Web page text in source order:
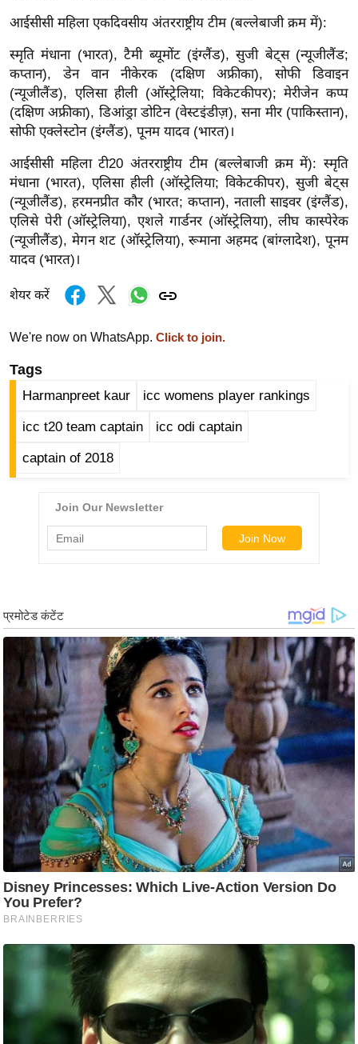
ज
ब्री
फ
म
नो
रं
ज
न
ज
ग
त
बॉ
ली
वु
ल्म
a
k
i
g
N
e
s
ला
फ
स्टा
इ
ल
क्नॉ
लॉ
ब्यू
आईसीसी महिला एकदिवसीय अंतरराष्ट्रीय टीम (बल्लेबाजी क्रम में):
स्मृति मंधाना (भारत), टैमी ब्यूमोंट (इंग्लैंड), सुजी बेट्स (न्यूजीलैंड;
कप्तान), डेन वान नीकेरक (दक्षिण अफ्रीका), सोफी डिवाइन
(न्यूजीलैंड), एलिसा हीली (ऑस्ट्रेलिया; विकेटकीपर); मेरीजेन कप्प
(दक्षिण अफ्रीका), डिआंड्रा डोटिन (वेस्टइंडीज़), सना मीर (पाकिस्तान),
सोफी एक्लेस्टोन (इंग्लैंड), पूनम यादव (भारत)।
आईसीसी महिला टी20 अंतरराष्ट्रीय टीम (बल्लेबाजी क्रम में): स्मृति
मंधाना (भारत), एलिसा हीली (ऑस्ट्रेलिया; विकेटकीपर), सुजी बेट्स
(न्यूजीलैंड), हरमनप्रीत कौर (भारत; कप्तान), नताली साइवर (इंग्लैंड),
एलिसे पेरी (ऑस्ट्रेलिया), एशले गार्डनर (ऑस्ट्रेलिया), लीघ कास्पेरेक
(न्यूजीलैंड), मेगन शट (ऑस्ट्रेलिया), रूमाना अहमद (बांग्लादेश), पूनम
यादव (भारत)।
शेयर करें
We're now on WhatsApp. Click to join.
Tags
Harmanpreet kaur icc womens player rankings
icc t20 team captain icc odi captain
captain of 2018